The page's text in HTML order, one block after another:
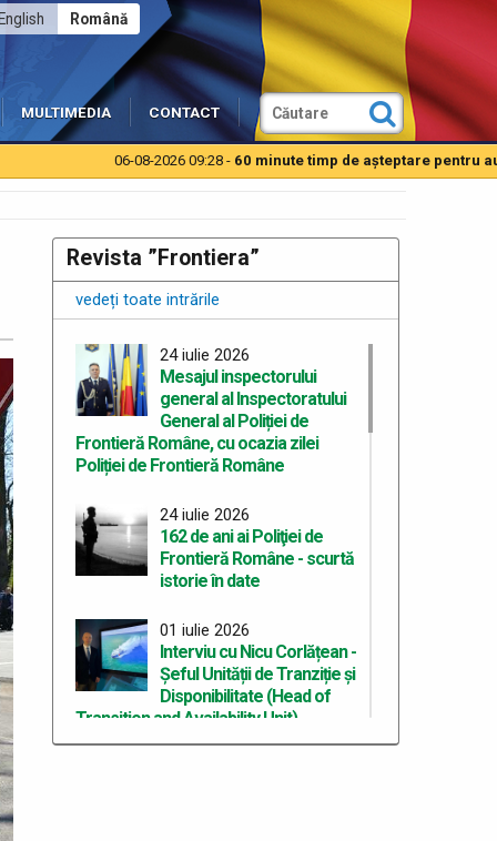
Română
English
MULTIMEDIA CONTACT
06-08-2026 09:28 -60 minute timp de aşteptare pentru autoturisme la
Revista ”Frontiera”
vedeți toate intrările
24 iulie 2026
Mesajul inspectorului
general al Inspectoratului
General al Poliției de
Frontieră Române, cu ocazia zilei
Poliției de Frontieră Române
24 iulie 2026
162 de ani ai Poliţiei de
Frontieră Române - scurtă
istorie în date
01 iulie 2026
Interviu cu Nicu Corlățean -
Șeful Unității de Tranziție și
Disponibilitate (Head of
Transition and Availability Unit)